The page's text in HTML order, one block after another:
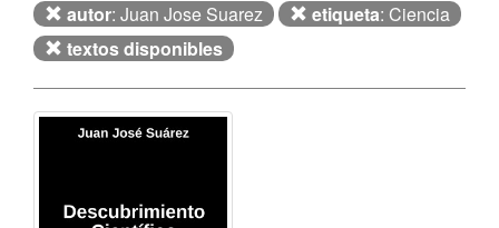
autor: Juan Jose Suarez etiqueta: Ciencia
textos disponibles